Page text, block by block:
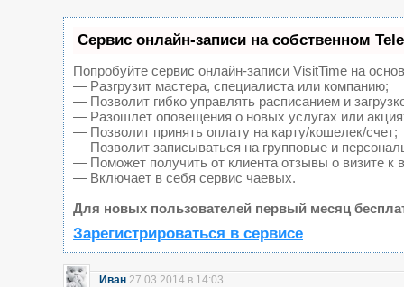
Сервис онлайн-записи на собственном
Попробуйте сервис онлайн-записи VisitTime на
— Разгрузит мастера, специалиста или компанию;
— Позволит гибко управлять расписанием и
— Разошлет оповещения о новых услугах или
— Позволит принять оплату на карту/кошелек/счет;
— Позволит записываться на групповые и
— Поможет получить от клиента отзывы о визите к
— Включает в себя сервис чаевых.
Для новых пользователей первый месяц
Зарегистрироваться в сервисе
Иван 27.03.2014 в 14:03